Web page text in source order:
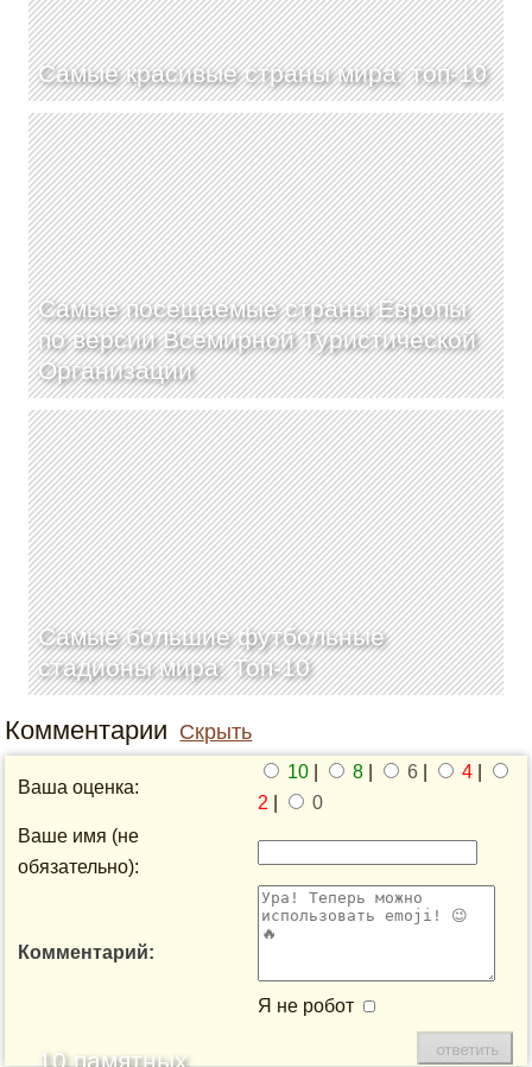
Самые красивые страны мира: топ-10
Самые посещаемые страны Европы
по версии Всемирной Туристической
Организации
Самые большие футбольные
стадионы мира: Топ-10
Комментарии Скрыть
Ваша оценка:
10 8 6 4
2
0
Ваше имя (не
обязательно):
Комментарий:
Я не робот
10 памятных